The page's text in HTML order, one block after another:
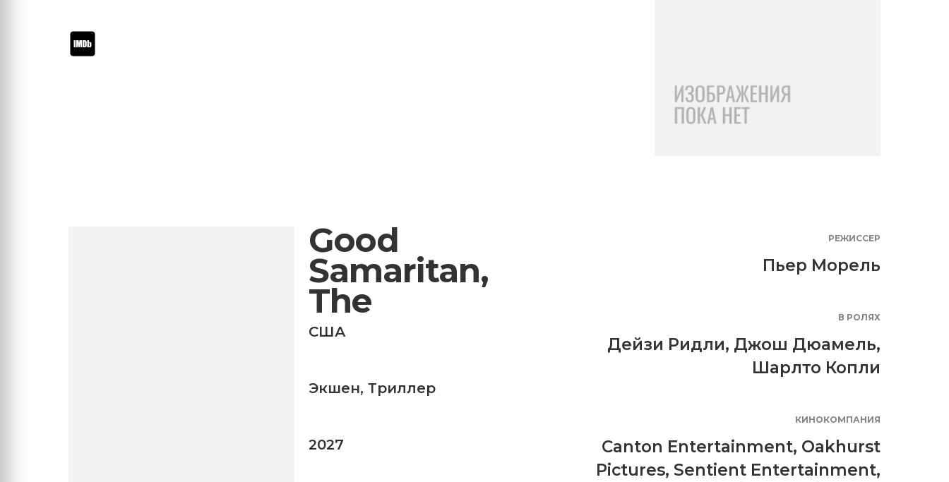
Good
Samaritan,
The
США
Экшен, Триллер
2027
РЕЖИССЕР
Пьер Морель
В РОЛЯХ
Дейзи Ридли, Джош Дюамель,
Шарлто Копли
КИНОКОМПАНИЯ
Canton Entertainment, Oakhurst
Pictures, Sentient Entertainment,